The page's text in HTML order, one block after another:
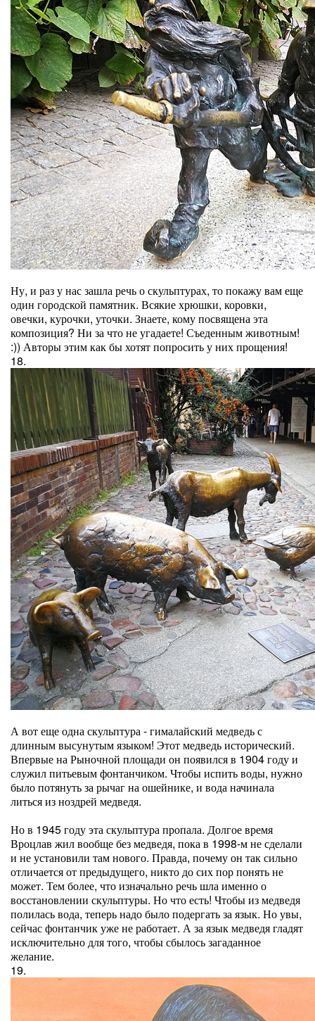
Ну, и раз у нас зашла речь о скульптурах, то покажу вам еще
один городской памятник. Всякие хрюшки, коровки,
овечки, курочки, уточки. Знаете, кому посвящена эта
композиция? Ни за что не угадаете! Съеденным животным!
:)) Авторы этим как бы хотят попросить у них прощения!
18.
А вот еще одна скульптура - гималайский медведь с
длинным высунутым языком! Этот медведь исторический.
Впервые на Рыночной площади он появился в 1904 году и
служил питьевым фонтанчиком. Чтобы испить воды, нужно
было потянуть за рычаг на ошейнике, и вода начинала
литься из ноздрей медведя.
Но в 1945 году эта скульптура пропала. Долгое время
Вроцлав жил вообще без медведя, пока в 1998-м не сделали
и не установили там нового. Правда, почему он так сильно
отличается от предыдущего, никто до сих пор понять не
может. Тем более, что изначально речь шла именно о
восстановлении скульптуры. Но что есть! Чтобы из медведя
полилась вода, теперь надо было подергать за язык. Но увы,
сейчас фонтанчик уже не работает. А за язык медведя гладят
исключительно для того, чтобы сбылось загаданное
желание.
19.